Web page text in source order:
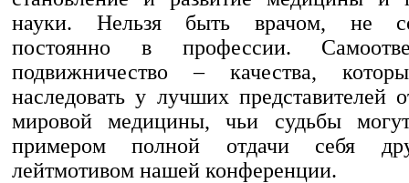
науки. Нельзя быть врачом, не
постоянно в профессии.
подвижничество – качества,
наследовать у лучших представителей
мировой медицины, чьи судьбы
примером полной отдачи себя
лейтмотивом нашей конференции.